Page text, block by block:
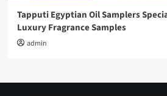
Tapputi Egyptian Oil Samplers
Luxury Fragrance Samples
admin